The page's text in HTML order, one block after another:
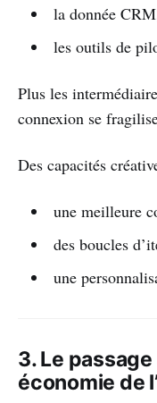
la donnée
les outils de
Plus les
connexion se
Des capacités
une meilleure
des boucles
une
3. Le passage
économie de